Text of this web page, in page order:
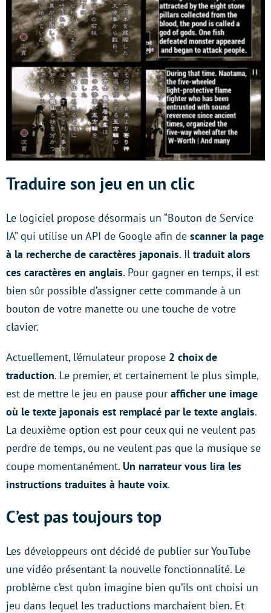
Traduire son jeu en un clic
Le logiciel propose désormais un “Bouton de Service
IA” qui utilise un API de Google afin de scanner la page
à la recherche de caractères japonais. Il traduit alors
ces caractères en anglais. Pour gagner en temps, il est
bien sûr possible d’assigner cette commande à un
bouton de votre manette ou une touche de votre
clavier.
Actuellement, l’émulateur propose 2 choix de
traduction. Le premier, et certainement le plus simple,
est de mettre le jeu en pause pour afficher une image
où le texte japonais est remplacé par le texte anglais.
La deuxième option est pour ceux qui ne veulent pas
perdre de temps, ou ne veulent pas que la musique se
coupe momentanément. Un narrateur vous lira les
instructions traduites à haute voix.
C’est pas toujours top
Les développeurs ont décidé de publier sur YouTube
une vidéo présentant la nouvelle fonctionnalité. Le
problème c’est qu’on imagine bien qu’ils ont choisi un
jeu dans lequel les traductions marchaient bien. Et